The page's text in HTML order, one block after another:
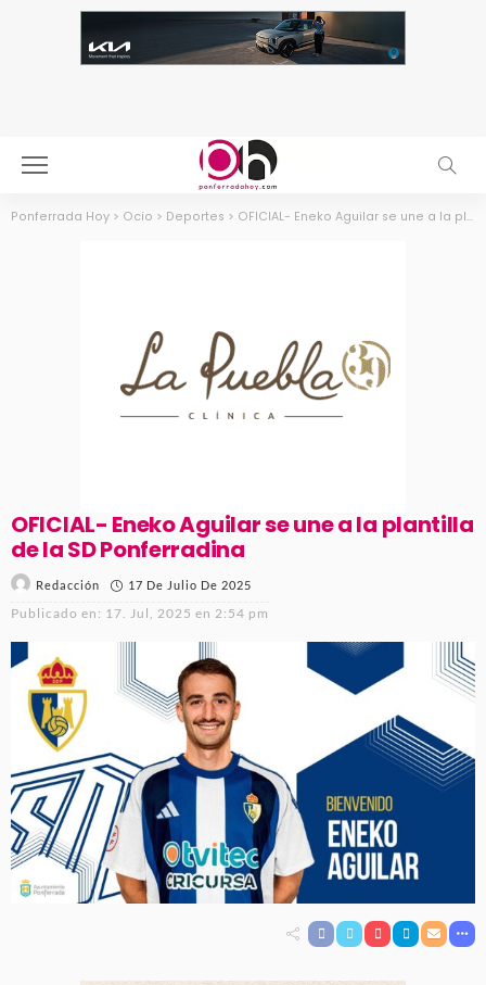
Ponferrada Hoy > Ocio > Deportes > OFICIAL- Eneko Aguilar se une a la plantilla de la SD Ponferradina
OFICIAL- Eneko Aguilar se une a la plantilla
de la SD Ponferradina
Redacción 17 De Julio De 2025
Publicado en: 17. Jul, 2025 en 2:54 pm